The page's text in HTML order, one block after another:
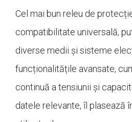
Cel mai bun releu de
compatibilitate universală,
diverse medii și sisteme
funcționalitățile avansate,
continuă a tensiunii și
datele relevante, îl plasează